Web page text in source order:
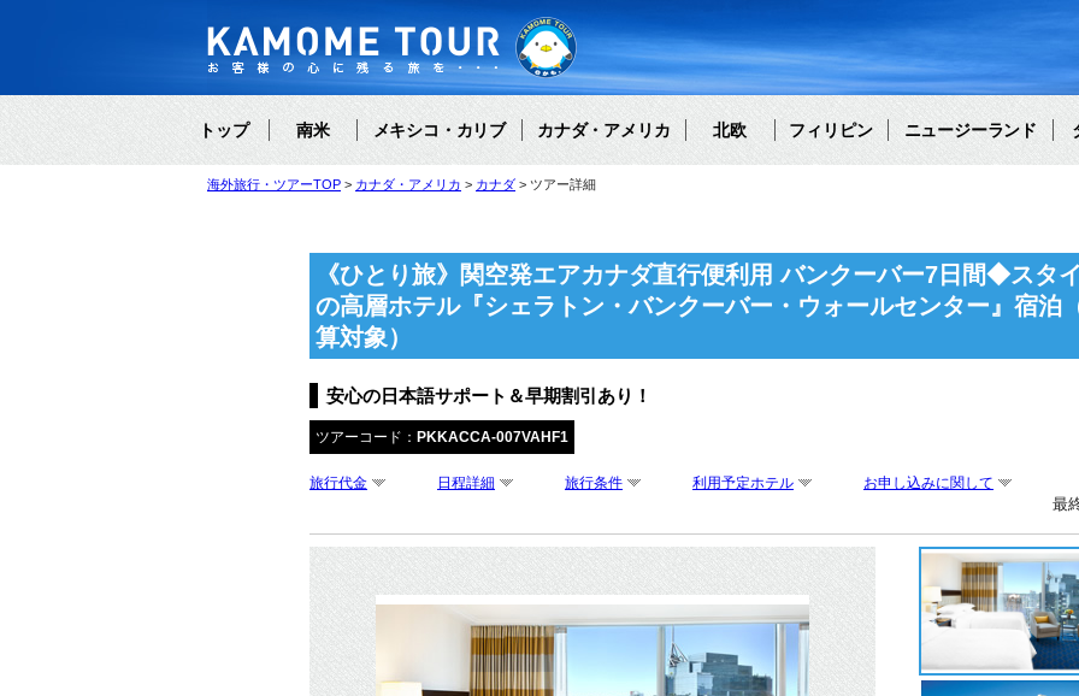
トップ 南米 メキシコ・カリブ カナダ・アメリカ 北欧 フィリピン ニュージーランド
海外旅行・ツアーTOP カナダ・アメリカ カナダ ツアー詳細
《ひとり旅》関空発エアカナダ直行便利用 バンクーバー7日間◆スタ
の高層ホテル『シェラトン・バンクーバー・ウォールセンター』宿泊
算対象）
安心の日本語サポート＆早期割引あり！
ツアーコード： PKKACCA-007VAHF1
旅行代金 日程詳細 旅行条件 利用予定ホテル お申し込みに関して
最